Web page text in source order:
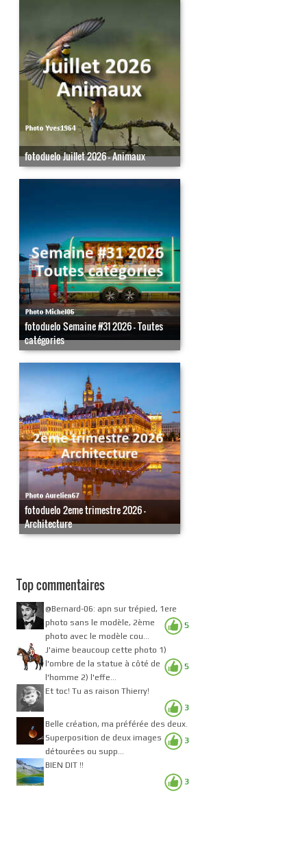
fotoduelo Juillet 2026 - Animaux
fotoduelo Semaine #31 2026 - Toutes
catégories
fotoduelo 2eme trimestre 2026 -
Architecture
Top commentaires
5
@Bernard-06: apn sur trépied, 1ere
photo sans le modèle, 2ème
photo avec le modèle cou...
5
J'aime beaucoup cette photo 1)
l'ombre de la statue à côté de
l'homme 2) l'effe...
3
Et toc! Tu as raison Thierry!
3
Belle création, ma préférée des deux.
Superposition de deux images
détourées ou supp...
3
BIEN DIT !!